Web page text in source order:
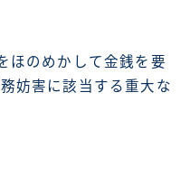
ほのめかして金銭を要
妨害に該当する重大な